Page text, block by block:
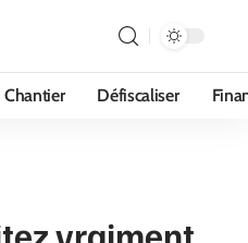
Chantier Défiscaliser
vraiment